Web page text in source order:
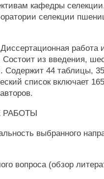
кафедры
селекции
работа
Состоит из введения,
Содержит 44 таблицы,
список включает
выбранного
вопроса (обзор